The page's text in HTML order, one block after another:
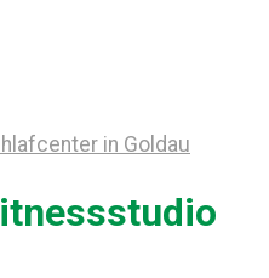
in Goldau